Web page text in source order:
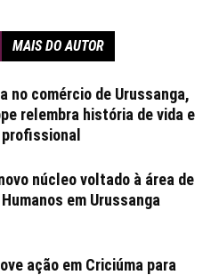
MAIS DO AUTOR
no comércio de Urussanga,
relembra história de vida e
núcleo voltado à área de
em Urussanga
ação em Criciúma para